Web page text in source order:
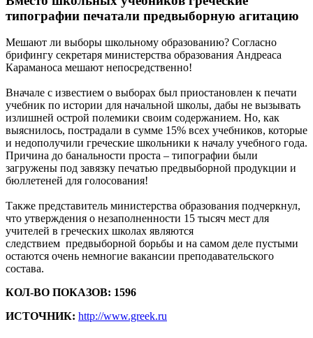
типографии печатали предвыборную агитацию
Мешают ли выборы школьному образованию? Согласно
брифингу секретаря министерства образования Андреаса
Караманоса мешают непосредственно!
Вначале с известием о выборах был приостановлен к печати
учебник по истории для начальной школы, дабы не вызывать
излишней острой полемики своим содержанием. Но, как
выяснилось, пострадали в сумме 15% всех учебников, которые
и недополучили греческие школьники к началу учебного года.
Причина до банальности проста – типографии были
загружены под завязку печатью предвыборной продукции и
бюллетеней для голосования!
Также представитель министерства образования подчеркнул,
что утверждения о незаполненности 15 тысяч мест для
учителей в греческих школах являются
следствием предвыборной борьбы и на самом деле пустыми
остаются очень немногие вакансии преподавательского
состава.
КОЛ-ВО ПОКАЗОВ: 1596
ИСТОЧНИК: http://www.greek.ru